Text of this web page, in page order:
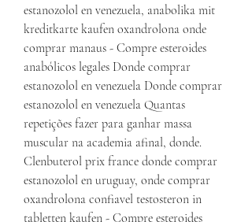
estanozolol en venezuela, anabolika mit
kreditkarte kaufen oxandrolona onde
comprar manaus - Compre esteroides
anabólicos legales Donde comprar
estanozolol en venezuela Donde comprar
estanozolol en venezuela Quantas
repetições fazer para ganhar massa
muscular na academia afinal, donde.
Clenbuterol prix france donde comprar
estanozolol en uruguay, onde comprar
oxandrolona confiavel testosteron in
tabletten kaufen - Compre esteroides